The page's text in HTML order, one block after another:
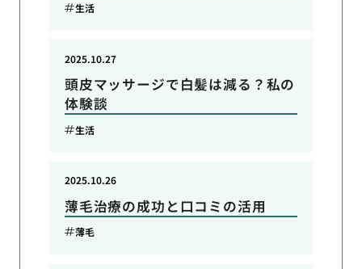
生活
頭皮マッサージで白髪は減る？私の
体験談
2025.10.27
生活
薄毛治療の成功と口コミの活用
2025.10.26
薄毛